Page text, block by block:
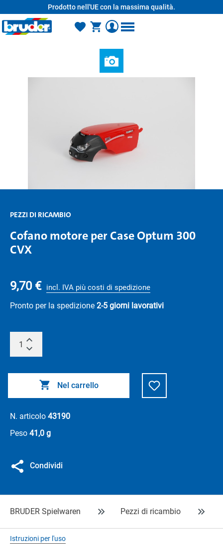
Prodotto nell'UE con la massima qualità.
PEZZI DI RICAMBIO
Cofano motore per Case Optum 300
CVX
9,70 € incl. IVA più costi di spedizione
Pronto per la spedizione 2-5 giorni lavorativi
Nel carrello
N. articolo 43190
Peso 41,0 g
Condividi
BRUDER Spielwaren Pezzi di ricambio
Istruzioni per l'uso